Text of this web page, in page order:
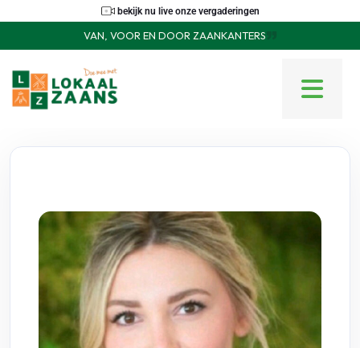
bekijk nu live onze vergaderingen
VAN, VOOR EN DOOR ZAANKANTERS